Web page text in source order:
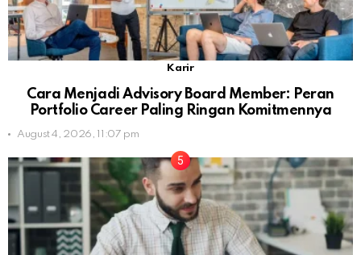
Karir
Cara Menjadi Advisory Board Member: Peran
Portfolio Career Paling Ringan Komitmennya
August 4, 2026, 11:07 pm